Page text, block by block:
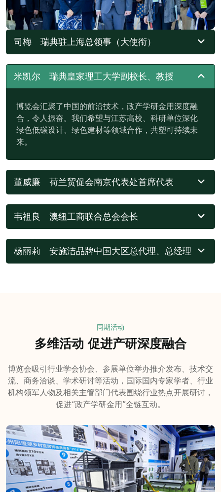
司梅 瑞典驻上海总领事（大使衔）
米凯尔 瑞典皇家理工大学副校长、教授
博览会汇聚了中国的前沿技术，政产学研金用深度融
合，令人振奋。我们希望与江苏高校、科研单位深化
绿色低碳设计、绿色建材等领域合作，共塑可持续未
来。
董威廉 荷兰贸促会南京代表处首席代表
韦祖良 澳纽工商联合总会会长
杨丽莉 安施洁品牌中国大区总代理、总经理
同期活动
多维活动 促进产研深度融合
博览会吸引行业学会协会、参展单位举办推介发布、技术交
流、商务洽谈、学术研讨等活动，国际国内专家学者、行业
机构领军人物及相关主管部门代表围绕行业热点开展研讨，
促进“政产学研金用”全链互动。